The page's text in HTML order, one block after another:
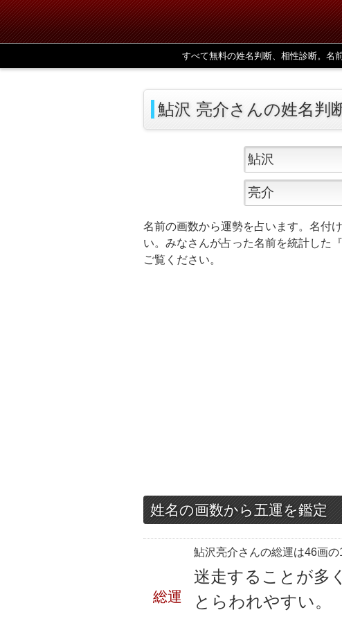
すべて無料の姓名判断、相性診断。名
鮎沢 亮介さんの姓名判
名前の画数から運勢を占います。名付
い。みなさんが占った名前を統計した
ご覧ください。
姓名の画数から五運を鑑定
総運
鮎沢亮介さんの総運は46画の
迷走することが多
とらわれやすい。